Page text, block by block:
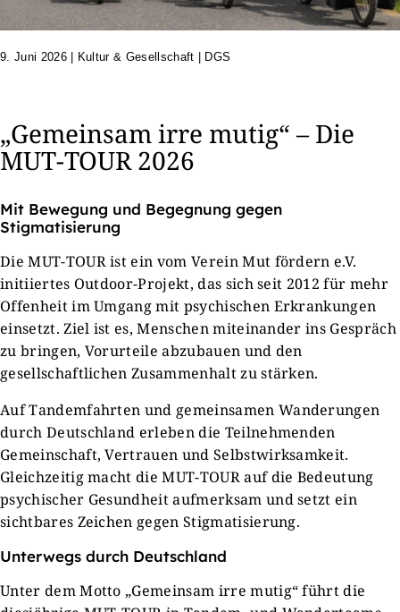
9. Juni 2026| Kultur & Gesellschaft | DGS
„Gemeinsam irre mutig“ – Die
MUT-TOUR 2026
Mit Bewegung und Begegnung gegen
Stigmatisierung
Die MUT-TOUR ist ein vom Verein Mut fördern e.V.
initiiertes Outdoor-Projekt, das sich seit 2012 für mehr
Offenheit im Umgang mit psychischen Erkrankungen
einsetzt. Ziel ist es, Menschen miteinander ins Gespräch
zu bringen, Vorurteile abzubauen und den
gesellschaftlichen Zusammenhalt zu stärken.
Auf Tandemfahrten und gemeinsamen Wanderungen
durch Deutschland erleben die Teilnehmenden
Gemeinschaft, Vertrauen und Selbstwirksamkeit.
Gleichzeitig macht die MUT-TOUR auf die Bedeutung
psychischer Gesundheit aufmerksam und setzt ein
sichtbares Zeichen gegen Stigmatisierung.
Unterwegs durch Deutschland
Unter dem Motto „Gemeinsam irre mutig“ führt die